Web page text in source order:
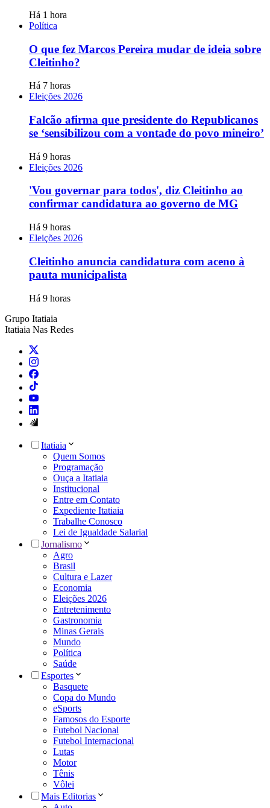
Há 1 hora
Política
O que fez Marcos Pereira mudar de ideia sobre
Cleitinho?
Há 7 horas
Eleições 2026
Falcão afirma que presidente do Republicanos
se ‘sensibilizou com a vontade do povo mineiro’
Há 9 horas
Eleições 2026
'Vou governar para todos', diz Cleitinho ao
confirmar candidatura ao governo de MG
Há 9 horas
Eleições 2026
Cleitinho anuncia candidatura com aceno à
pauta municipalista
Há 9 horas
Grupo Itatiaia
Itatiaia Nas Redes
Itatiaia
Quem Somos
Programação
Ouça a Itatiaia
Institucional
Entre em Contato
Expediente Itatiaia
Trabalhe Conosco
Lei de Igualdade Salarial
Jornalismo
Agro
Brasil
Cultura e Lazer
Economia
Eleições 2026
Entretenimento
Gastronomia
Minas Gerais
Mundo
Política
Saúde
Esportes
Basquete
Copa do Mundo
eSports
Famosos do Esporte
Futebol Nacional
Futebol Internacional
Lutas
Motor
Tênis
Vôlei
Mais Editorias